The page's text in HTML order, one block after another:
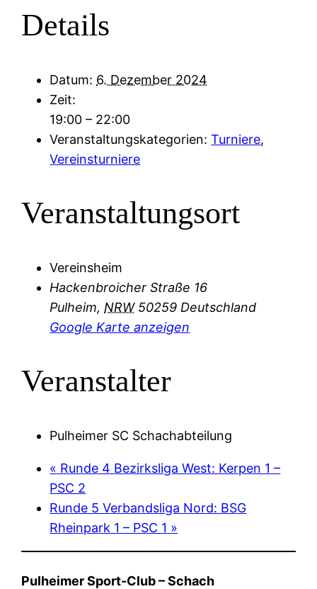
Details
Datum: 6. Dezember 2024
Zeit:
19:00 – 22:00
Veranstaltungskategorien: Turniere,
Vereinsturniere
Veranstaltungsort
Vereinsheim
Hackenbroicher Straße 16
Pulheim, NRW 50259 Deutschland
Google Karte anzeigen
Veranstalter
Pulheimer SC Schachabteilung
« Runde 4 Bezirksliga West: Kerpen 1 –
PSC 2
Runde 5 Verbandsliga Nord: BSG
Rheinpark 1 – PSC 1 »
Pulheimer Sport-Club – Schach